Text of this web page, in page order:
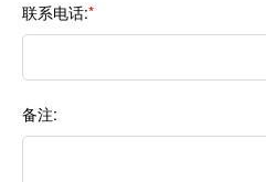
联系电话:*
备注: